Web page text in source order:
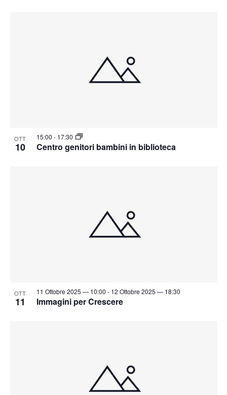
OTT
10 Centro genitori bambini in biblioteca
15:00 - 17:30
OTT
11 Immagini per Crescere
11 Ottobre 2025 — 10:00 - 12 Ottobre 2025 — 18:30